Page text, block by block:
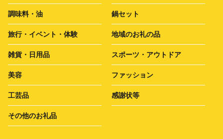
調味料・油 鍋セット
旅行・イベント・体験 地域のお礼の品
雑貨・日用品 スポーツ・アウトドア
美容 ファッション
工芸品 感謝状等
その他のお礼品